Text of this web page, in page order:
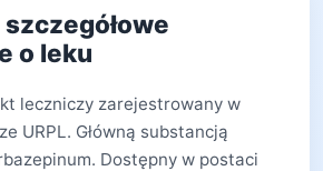
o leku
leczniczy zarejestrowany w
URPL. Główną substancją
Dostępny w postaci